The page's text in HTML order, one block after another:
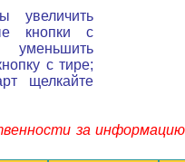
увеличить
кнопки с
уменьшить
с тире;
щелкайте
за